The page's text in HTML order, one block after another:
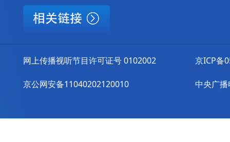
网上传播视听节目许可证号 0102002
京公网安备11040202120010
京ICP备
中央广